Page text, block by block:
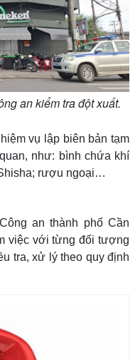
Infographic
an kiểm tra đột xuất.
vụ lập biên bản tạm
như: bình chứa khí
rượu ngoại…
an thành phố Cần
việc với từng đối tượng
tra, xử lý theo quy định